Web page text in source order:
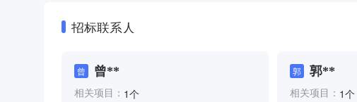
招标联系人
曾 曾**
相关项目： 1个
郭 郭**
相关项目： 1个